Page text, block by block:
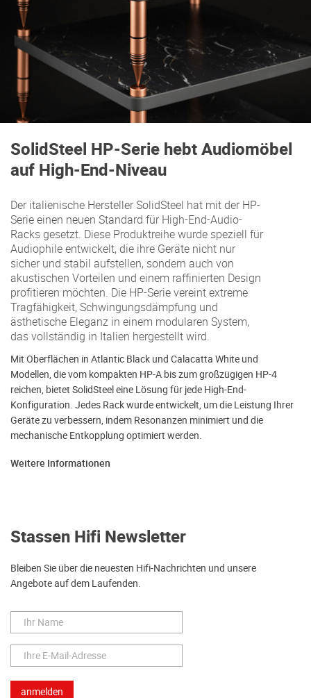
SolidSteel HP-Serie hebt Audiomöbel
auf High-End-Niveau
Der italienische Hersteller SolidSteel hat mit der HP-
Serie einen neuen Standard für High-End-Audio-
Racks gesetzt. Diese Produktreihe wurde speziell für
Audiophile entwickelt, die ihre Geräte nicht nur
sicher und stabil aufstellen, sondern auch von
akustischen Vorteilen und einem raffinierten Design
profitieren möchten. Die HP-Serie vereint extreme
Tragfähigkeit, Schwingungsdämpfung und
ästhetische Eleganz in einem modularen System,
das vollständig in Italien hergestellt wird.
Mit Oberflächen in Atlantic Black und Calacatta White und
Modellen, die vom kompakten HP-A bis zum großzügigen HP-4
reichen, bietet SolidSteel eine Lösung für jede High-End-
Konfiguration. Jedes Rack wurde entwickelt, um die Leistung Ihrer
Geräte zu verbessern, indem Resonanzen minimiert und die
mechanische Entkopplung optimiert werden.
Weitere Informationen
Stassen Hifi Newsletter
Bleiben Sie über die neuesten Hifi-Nachrichten und unsere
Angebote auf dem Laufenden.